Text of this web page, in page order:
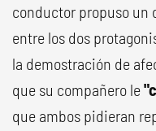
conductor propuso un
entre los dos
la demostración de
que su compañero le
que ambos pidieran